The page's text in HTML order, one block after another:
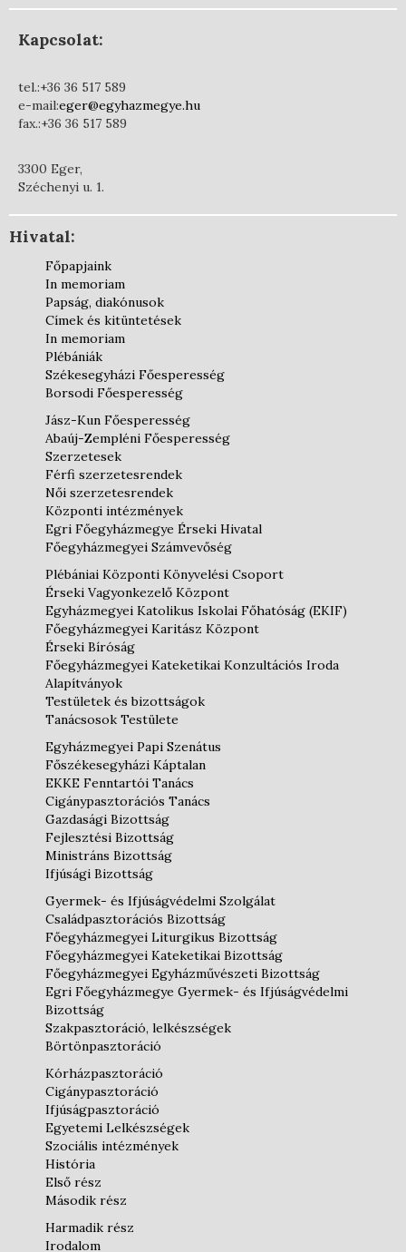
Kapcsolat:
tel.:+36 36 517 589
e-mail:eger@egyhazmegye.hu
fax.:+36 36 517 589
3300 Eger,
Széchenyi u. 1.
Hivatal:
Főpapjaink
In memoriam
Papság, diakónusok
Címek és kitüntetések
In memoriam
Plébániák
Székesegyházi Főesperesség
Borsodi Főesperesség
Jász-Kun Főesperesség
Abaúj-Zempléni Főesperesség
Szerzetesek
Férfi szerzetesrendek
Női szerzetesrendek
Központi intézmények
Egri Főegyházmegye Érseki Hivatal
Főegyházmegyei Számvevőség
Plébániai Központi Könyvelési Csoport
Érseki Vagyonkezelő Központ
Egyházmegyei Katolikus Iskolai Főhatóság (EKIF)
Főegyházmegyei Karitász Központ
Érseki Bíróság
Főegyházmegyei Kateketikai Konzultációs Iroda
Alapítványok
Testületek és bizottságok
Tanácsosok Testülete
Egyházmegyei Papi Szenátus
Főszékesegyházi Káptalan
EKKE Fenntartói Tanács
Cigánypasztorációs Tanács
Gazdasági Bizottság
Fejlesztési Bizottság
Ministráns Bizottság
Ifjúsági Bizottság
Gyermek- és Ifjúságvédelmi Szolgálat
Családpasztorációs Bizottság
Főegyházmegyei Liturgikus Bizottság
Főegyházmegyei Kateketikai Bizottság
Főegyházmegyei Egyházművészeti Bizottság
Egri Főegyházmegye Gyermek- és Ifjúságvédelmi
Bizottság
Szakpasztoráció, lelkészségek
Börtönpasztoráció
Kórházpasztoráció
Cigánypasztoráció
Ifjúságpasztoráció
Egyetemi Lelkészségek
Szociális intézmények
História
Első rész
Második rész
Harmadik rész
Irodalom